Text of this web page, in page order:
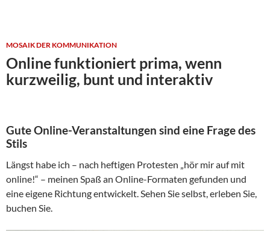
MOSAIK DER KOMMUNIKATION
Online funktioniert prima, wenn
kurzweilig, bunt und interaktiv
Gute Online-Veranstaltungen sind eine Frage des
Stils
Längst habe ich – nach heftigen Protesten „hör mir auf mit
online!“ – meinen Spaß an Online-Formaten gefunden und
eine eigene Richtung entwickelt. Sehen Sie selbst, erleben Sie,
buchen Sie.